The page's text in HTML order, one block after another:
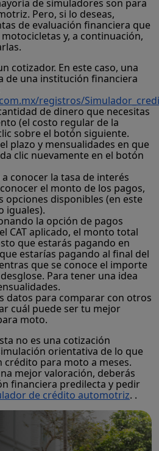
de simuladores son para
Pero, si lo deseas,
de evaluación financiera que
y, a continuación,
cotizador. En este caso, una
de una institución financiera
registros/
de dinero que necesitas
(el costo regular de la
sobre el botón siguiente.
plazo y mensualidades en que
clic nuevamente en el botón
a conocer la tasa de interés
el monto de los pagos,
opciones disponibles (en este
iguales).
la opción de pagos
CAT aplicado, el monto total
que estarás pagando en
estarías pagando al final del
que se conoce el importe
Para tener una idea
datos para comparar con otros
cuál puede ser tu mejor
moto.
no es una cotización
orientativa de lo que
para moto a meses.
mejor valoración, deberás
financiera predilecta y pedir
de crédito automotriz. .